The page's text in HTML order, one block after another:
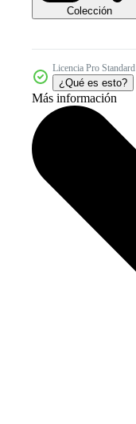
Colección
Licencia Pro Standard
¿Qué es esto?
Más información